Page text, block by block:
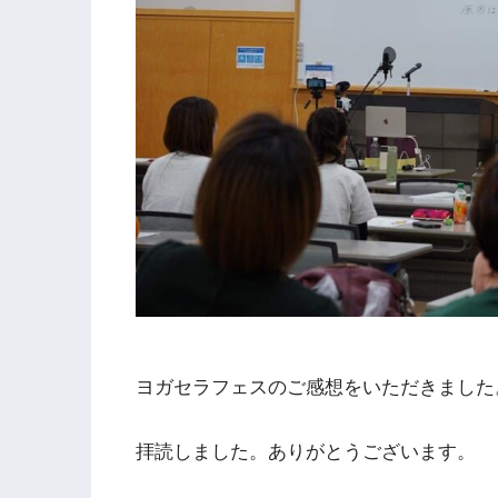
ヨガセラフェスのご感想をいただきまし
拝読しました。ありがとうございます。